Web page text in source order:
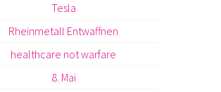
Tesla
Rheinmetall Entwaffnen
healthcare not warfare
8. Mai